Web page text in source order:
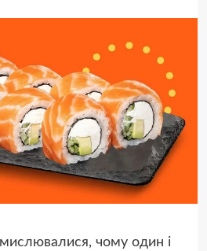
чому один і